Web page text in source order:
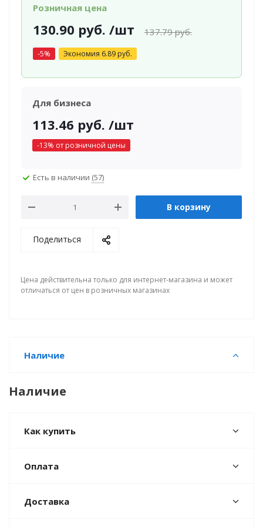
Розничная цена
130.90 руб. /шт 137.79руб.
-5% Экономия 6.89руб.
Для бизнеса
113.46 руб. /шт
-13% от розничной цены
Есть в наличии (57)
В корзину
Поделиться
Цена действительна только для интернет-магазина и может
отличаться от цен в розничных магазинах
Наличие
Наличие
Как купить
Оплата
Доставка